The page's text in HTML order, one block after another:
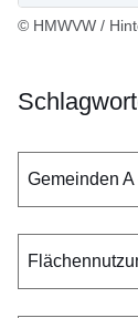
© HMWVW /
Gemeinden A